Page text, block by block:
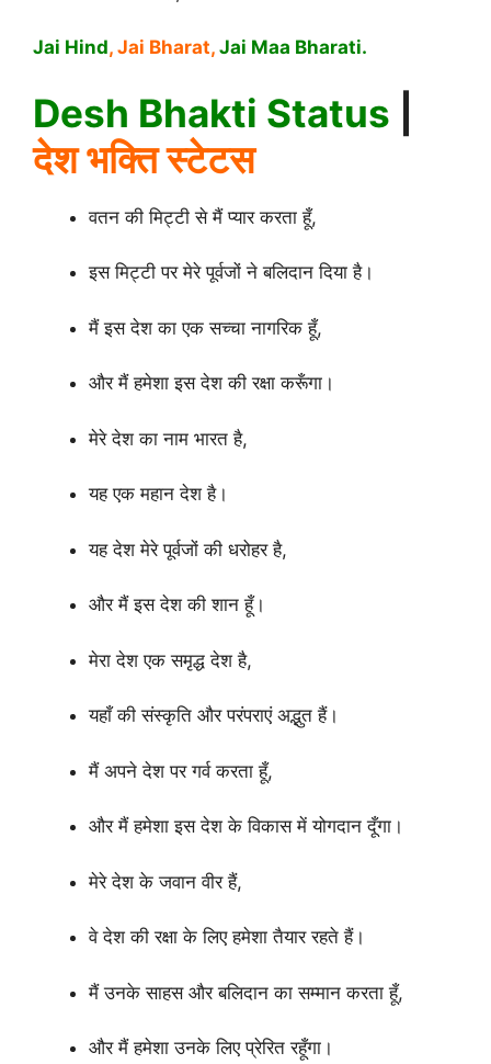
Jai Hind, Jai Bharat, Jai Maa Bharati.
Desh Bhakti Status
देश भक्ति स्टेटस
वतन की मिट्टी से मैं प्यार करता हूँ,
इस मिट्टी पर मेरे पूर्वजों ने बलिदान दिया है।
मैं इस देश का एक सच्चा नागरिक हूँ,
और मैं हमेशा इस देश की रक्षा करूँगा।
मेरे देश का नाम भारत है,
यह एक महान देश है।
यह देश मेरे पूर्वजों की धरोहर है,
और मैं इस देश की शान हूँ।
मेरा देश एक समृद्ध देश है,
यहाँ की संस्कृति और परंपराएं अद्भुत हैं।
मैं अपने देश पर गर्व करता हूँ,
और मैं हमेशा इस देश के विकास में योगदान दूँगा।
मेरे देश के जवान वीर हैं,
वे देश की रक्षा के लिए हमेशा तैयार रहते हैं।
मैं उनके साहस और बलिदान का सम्मान करता हूँ,
और मैं हमेशा उनके लिए प्रेरित रहूँगा।